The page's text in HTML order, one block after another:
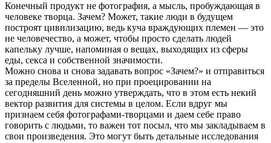
Конечный продукт не фотография, а мысль, пробуждающая в
человеке творца. Зачем? Может, такие люди в будущем
построят цивилизацию, ведь куча враждующих племен — это
не человечество, а может, чтобы просто сделать людей
капельку лучше, напоминая о вещах, выходящих из сферы
еды, секса и собственной значимости.
Можно снова и снова задавать вопрос «Зачем?» и отправиться
за пределы Вселенной, но при проецировании на
сегодняшний день можно утверждать, что в этом есть некий
вектор развития для системы в целом. Если вдруг мы
признаем себя фотографами-творцами и даем себе право
говорить с людьми, то важен тот посыл, что мы закладываем в
свои произведения. Это могут быть детальные исследования